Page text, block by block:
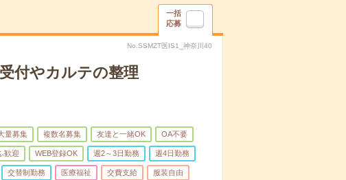
一括
応募
No.SSMZT医IS1_神奈川40
付やカルテの整理
量募集 複数名募集 友達と一緒OK OA不要
歓迎 WEB登録OK 週2～3日勤務 週4日勤務
交替制勤務 医療福祉 交費支給 服装自由